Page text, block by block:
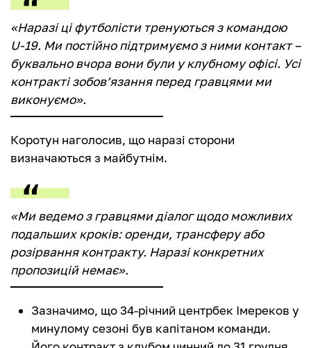
«Наразі ці футболісти тренуються з командою
U-19. Ми постійно підтримуємо з ними контакт –
буквально вчора вони були у клубному офісі. Усі
контракті зобов’язання перед гравцями ми
виконуємо».
Коротун наголосив, що наразі сторони
визначаються з майбутнім.
«Ми ведемо з гравцями діалог щодо можливих
подальших кроків: оренди, трансферу або
розірвання контракту. Наразі конкретних
пропозицій немає».
Зазначимо, що 34-річний центрбек Імереков у
минулому сезоні був капітаном команди.